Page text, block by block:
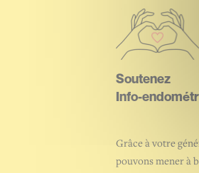
Soutenez
Info-
Grâce à votre
pouvons mener à